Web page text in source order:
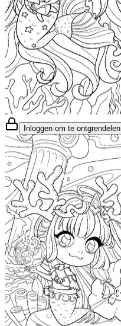
Inloggen om te ontgrendelen